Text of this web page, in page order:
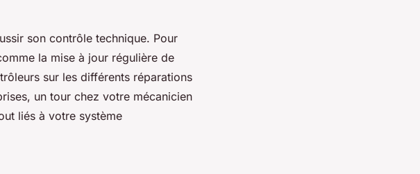
son contrôle technique. Pour
la mise à jour régulière de
sur les différents réparations
un tour chez votre mécanicien
liés à votre système